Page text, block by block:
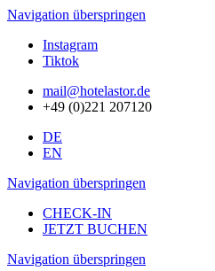
Navigation überspringen
Instagram
Tiktok
mail@hotelastor.de
+49 (0)221 207120
DE
EN
Navigation überspringen
CHECK-IN
JETZT BUCHEN
Navigation überspringen